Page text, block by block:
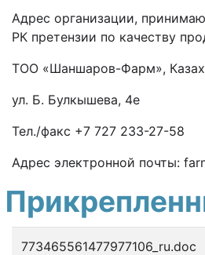
Адрес организации,
РК претензии по качеству
ТОО «Шаншаров-Фарм»,
ул. Б. Булкышева, 4е
Тел./факс +7 727 233-27-58
Адрес электронной почты:
773465561477977106_ru.doc